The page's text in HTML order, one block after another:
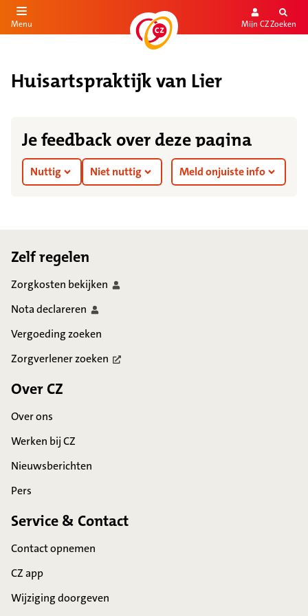
de inhoud
Menu Mijn CZZoeken
Huisartspraktijk van Lier
Je feedback over deze pagina
Nuttig Niet nuttig Meld onjuiste info
Zelf regelen
Zorgkosten bekijken
Notadeclareren
Vergoeding zoeken
Zorgverlenerzoeken
Over CZ
Over ons
Werken bij CZ
Nieuwsberichten
Pers
Service & Contact
Contact opnemen
CZ app
Wijziging doorgeven